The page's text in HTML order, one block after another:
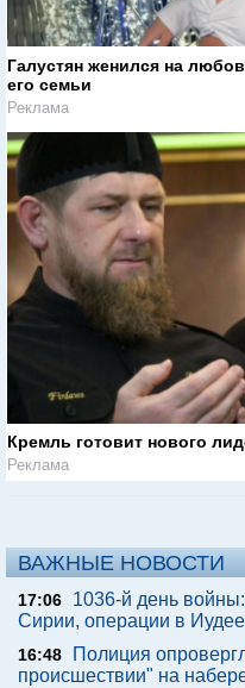
Галустян женился на
его семьи
Реклама
Кремль готовит нового
Реклама
ВАЖНЫЕ НОВОСТИ
17:06
1036-й день
Сирии, операции в
16:48
Полиция
происшествии" на